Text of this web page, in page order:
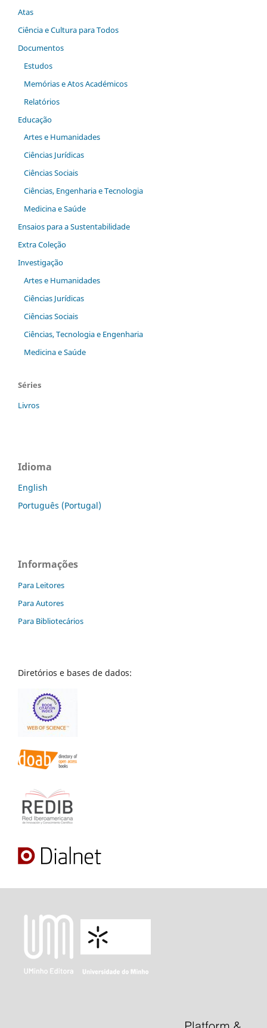
Atas
Ciência e Cultura para Todos
Documentos
Estudos
Memórias e Atos Académicos
Relatórios
Educação
Artes e Humanidades
Ciências Jurídicas
Ciências Sociais
Ciências, Engenharia e Tecnologia
Medicina e Saúde
Ensaios para a Sustentabilidade
Extra Coleção
Investigação
Artes e Humanidades
Ciências Jurídicas
Ciências Sociais
Ciências, Tecnologia e Engenharia
Medicina e Saúde
Séries
Livros
Idioma
English
Português (Portugal)
Informações
Para Leitores
Para Autores
Para Bibliotecários
Diretórios e bases de dados: